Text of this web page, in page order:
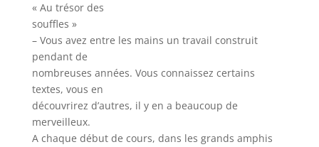
« Au trésor des
souffles »
– Vous avez entre les mains un travail construit
pendant de
nombreuses années. Vous connaissez certains
textes, vous en
découvrirez d’autres, il y en a beaucoup de
merveilleux.
A chaque début de cours, dans les grands amphis